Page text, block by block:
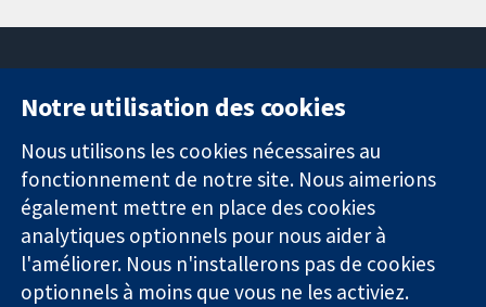
Des données
probantes.
Des décisions
éclairées.
Une meilleure
santé.
11-13 Cavendish
Square
Londres
W1G0AN
Royaume-Uni
nous
Actualités
Service de
presse
Qui sommes-
nous
Offres
Notre utilisation des cookies
Nous utilisons les cookies nécessaires au
fonctionnement de notre site. Nous aimerions
également mettre en place des cookies
analytiques optionnels pour nous aider à
l'améliorer. Nous n'installerons pas de cookies
optionnels à moins que vous ne les activiez.